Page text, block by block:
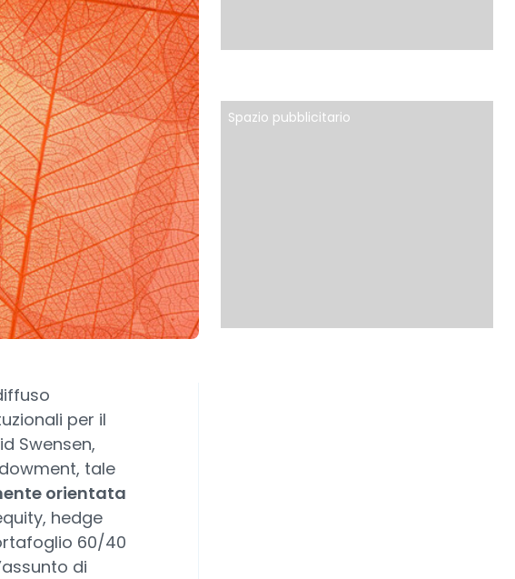
per il
Swensen,
tale
orientata
hedge
60/40
di
Spazio pubblicitario